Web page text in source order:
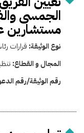
الجمسى
مستشارين
نوع الوثيقة: قرارات
المجال و القطاع:
رقم الوثيقة/رقم